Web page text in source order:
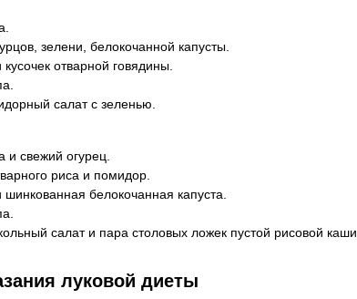
зелени, белокочанной капусты.
отварной говядины.
салат с зеленью.
и свежий огурец.
риса и помидор.
белокочанная капуста.
салат и пара столовых ложек пустой рисовой каши.
луковой диеты